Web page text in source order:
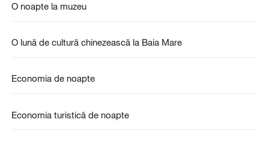
O noapte la muzeu
O lună de cultură chinezească la Baia Mare
Economia de noapte
Economia turistică de noapte